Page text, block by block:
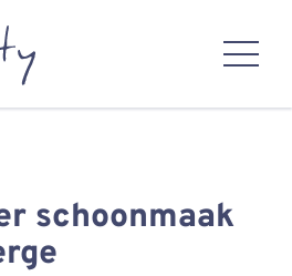
schoonmaak